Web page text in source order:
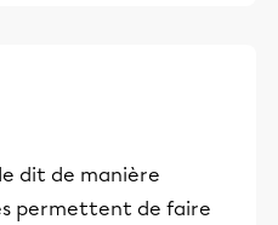
dit de manière
permettent de faire